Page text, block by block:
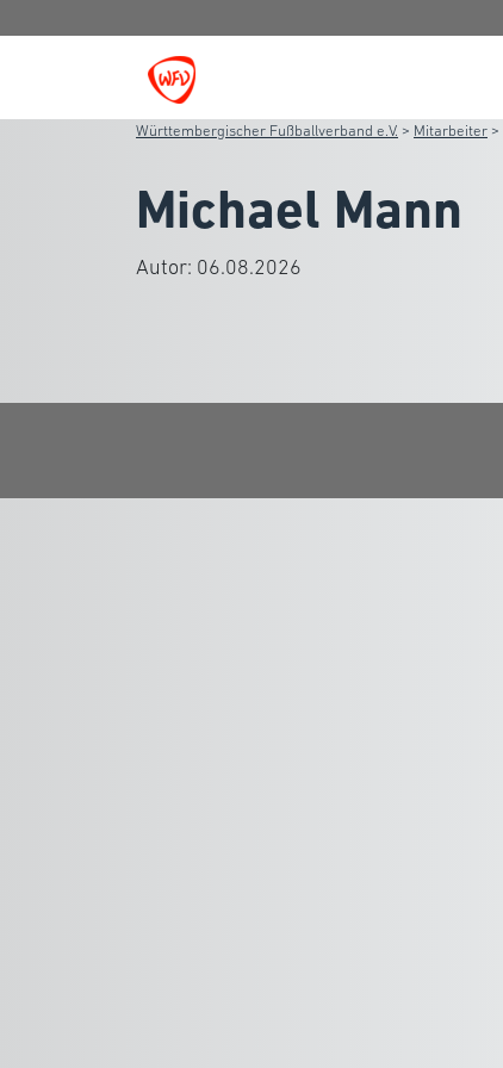
Württembergischer Fußballverband e.V. > Mitarbeiter >
Michael Mann
Autor: 06.08.2026